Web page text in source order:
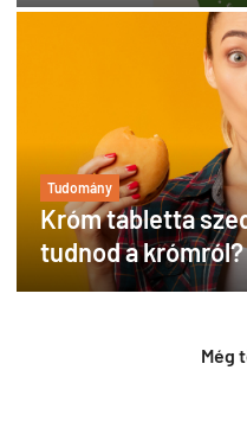
Tudomány
Króm tabletta
tudnod a krómról?
Még